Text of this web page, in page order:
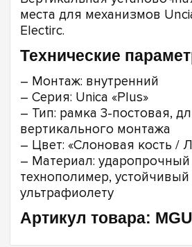
места для механизмов
Electirc.
Технические
– Монтаж: внутренний
– Серия: Unica «Plus»
– Тип: рамка 3-постовая,
вертикального монтажа
– Цвет: «Слоновая кость /
– Материал:
технополимер, устойчивый
ультрафиолету
Артикул товара: